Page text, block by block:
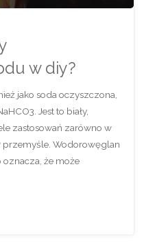
w diy?
jako soda oczyszczona,
Jest to biały,
zastosowań zarówno w
przemyśle. Wodorowęglan
oznacza, że może